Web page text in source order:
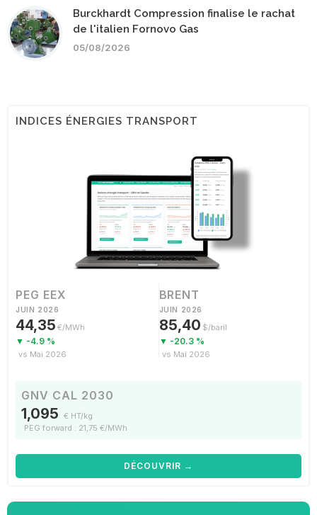
Burckhardt Compression finalise le rachat
de l'italien Fornovo Gas
05/08/2026
INDICES ÉNERGIES TRANSPORT
PEG EEX
JUIN 2026
44,35 €/MWh
▼ -4.9 %
vs Mai 2026
BRENT
JUIN 2026
85,40 $/baril
▼ -20.3 %
vs Mai 2026
GNV CAL 2030
1,095 € HT/kg
PEG forward : 21,75 €/MWh
DÉCOUVRIR →